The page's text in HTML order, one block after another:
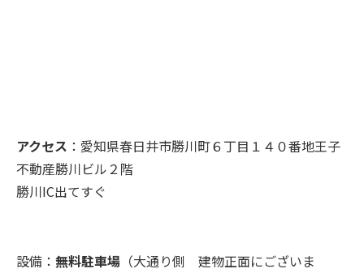
アクセス ：愛知県春日井市勝川町６丁目１４０番地王子
不動産勝川ビル２階
勝川IC出てすぐ
設備： 無料駐車場 （大通り側 建物正面にございま